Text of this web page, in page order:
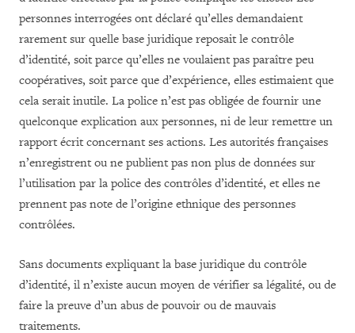
personnes interrogées ont déclaré qu’elles demandaient
rarement sur quelle base juridique reposait le contrôle
d’identité, soit parce qu’elles ne voulaient pas paraître peu
coopératives, soit parce que d’expérience, elles estimaient que
cela serait inutile. La police n’est pas obligée de fournir une
quelconque explication aux personnes, ni de leur remettre un
rapport écrit concernant ses actions. Les autorités françaises
n’enregistrent ou ne publient pas non plus de données sur
l’utilisation par la police des contrôles d’identité, et elles ne
prennent pas note de l’origine ethnique des personnes
contrôlées.
Sans documents expliquant la base juridique du contrôle
d’identité, il n’existe aucun moyen de vérifier sa légalité, ou de
faire la preuve d’un abus de pouvoir ou de mauvais
traitements.